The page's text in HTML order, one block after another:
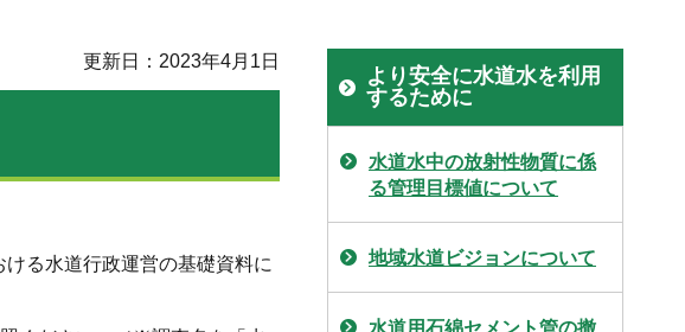
更新日：2023年4月1日
る水道行政運営の基礎資料に
より安全に水道水を利用
するために
水道水中の放射性物質に係
る管理目標値について
地域水道ビジョンについて
水道用石綿セメント管の撤